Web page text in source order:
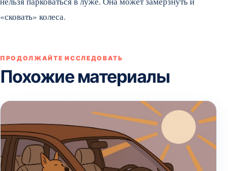
«сковать» колеса.
ПРОДОЛЖАЙТЕ ИССЛЕДОВАТЬ
Похожие материалы